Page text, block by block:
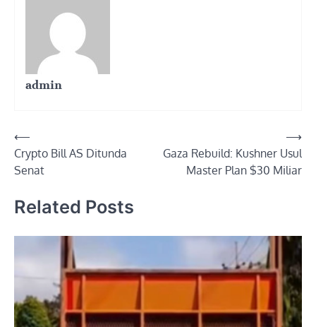
admin
Post
navigation
⟵
Crypto Bill AS Ditunda
Senat
Gaza Rebuild: Kushner Usul
Master Plan $30 Miliar
⟶
Related Posts